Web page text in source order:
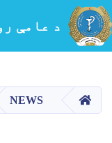
د عامې
کور NEWS